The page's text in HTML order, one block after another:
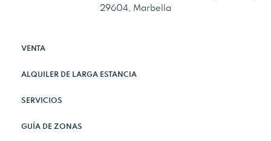
29604, Marbella
VENTA
ALQUILER DE LARGA ESTANCIA
SERVICIOS
GUÍA DE ZONAS